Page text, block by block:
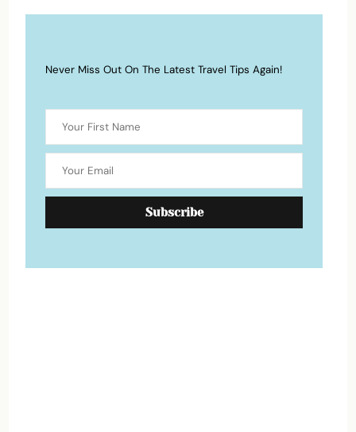
Never Miss Out On The Latest Travel Tips Again!